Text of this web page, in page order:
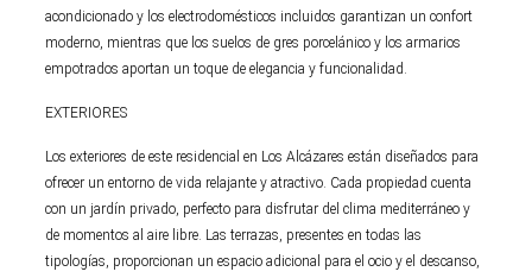
acondicionado y los electrodomésticos incluidos garantizan un confort
moderno, mientras que los suelos de gres porcelánico y los armarios
empotrados aportan un toque de elegancia y funcionalidad.
EXTERIORES
Los exteriores de este residencial en Los Alcázares están diseñados para
ofrecer un entorno de vida relajante y atractivo. Cada propiedad cuenta
con un jardín privado, perfecto para disfrutar del clima mediterráneo y
de momentos al aire libre. Las terrazas, presentes en todas las
tipologías, proporcionan un espacio adicional para el ocio y el descanso,